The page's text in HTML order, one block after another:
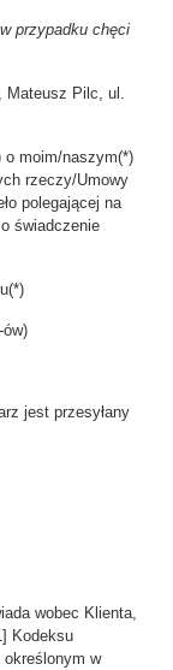
przypadku chęci
Mateusz Pilc, ul.
o moim/naszym(*)
rzeczy/Umowy
polegającej na
świadczenie
jest przesyłany
wobec Klienta,
Kodeksu
określonym w